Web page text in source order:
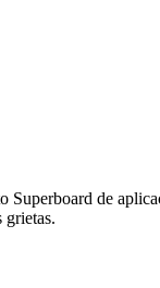
de
grietas.